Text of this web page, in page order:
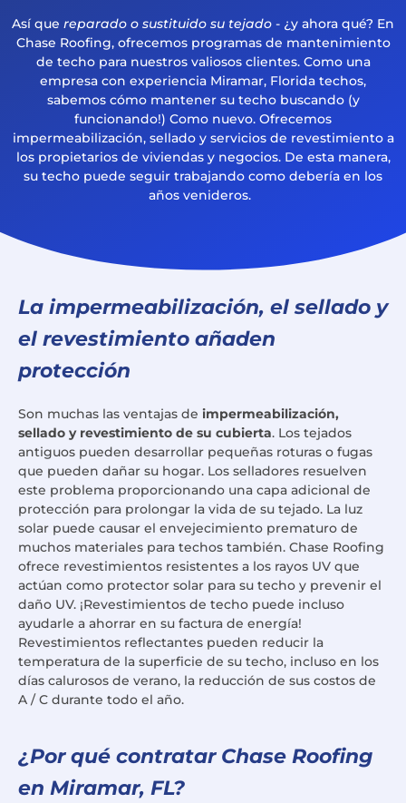
Así que reparado o sustituido su tejado - ¿y ahora qué? En
Chase Roofing, ofrecemos programas de mantenimiento
de techo para nuestros valiosos clientes. Como una
empresa con experiencia Miramar, Florida techos,
sabemos cómo mantener su techo buscando (y
funcionando!) Como nuevo. Ofrecemos
impermeabilización, sellado y servicios de revestimiento a
los propietarios de viviendas y negocios. De esta manera,
su techo puede seguir trabajando como debería en los
años venideros.
La impermeabilización, el sellado y
el revestimiento añaden
protección
Son muchas las ventajas de impermeabilización,
sellado y revestimiento de su cubierta. Los tejados
antiguos pueden desarrollar pequeñas roturas o fugas
que pueden dañar su hogar. Los selladores resuelven
este problema proporcionando una capa adicional de
protección para prolongar la vida de su tejado. La luz
solar puede causar el envejecimiento prematuro de
muchos materiales para techos también. Chase Roofing
ofrece revestimientos resistentes a los rayos UV que
actúan como protector solar para su techo y prevenir el
daño UV. ¡Revestimientos de techo puede incluso
ayudarle a ahorrar en su factura de energía!
Revestimientos reflectantes pueden reducir la
temperatura de la superficie de su techo, incluso en los
días calurosos de verano, la reducción de sus costos de
A / C durante todo el año.
¿Por qué contratar Chase Roofing
en Miramar, FL?